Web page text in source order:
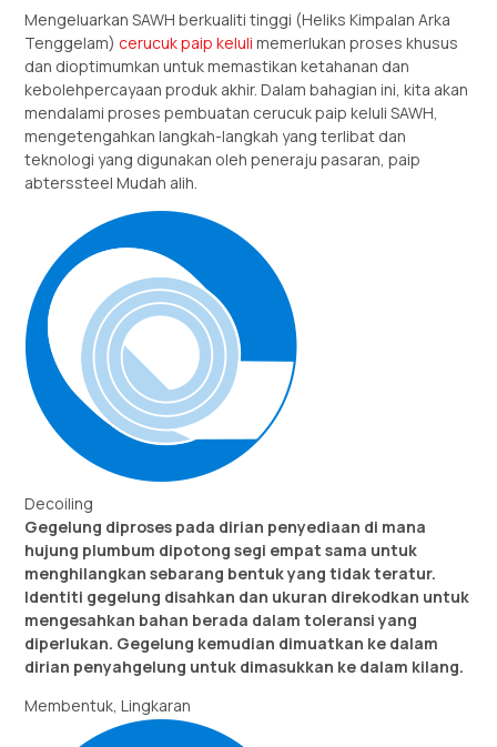
Mengeluarkan SAWH berkualiti tinggi (Heliks Kimpalan Arka
Tenggelam) cerucuk paip keluli memerlukan proses khusus
dan dioptimumkan untuk memastikan ketahanan dan
kebolehpercayaan produk akhir. Dalam bahagian ini, kita akan
mendalami proses pembuatan cerucuk paip keluli SAWH,
mengetengahkan langkah-langkah yang terlibat dan
teknologi yang digunakan oleh peneraju pasaran, paip
abterssteel Mudah alih.
Decoiling
Gegelung diproses pada dirian penyediaan di mana
hujung plumbum dipotong segi empat sama untuk
menghilangkan sebarang bentuk yang tidak teratur.
Identiti gegelung disahkan dan ukuran direkodkan untuk
mengesahkan bahan berada dalam toleransi yang
diperlukan. Gegelung kemudian dimuatkan ke dalam
dirian penyahgelung untuk dimasukkan ke dalam kilang.
Membentuk, Lingkaran